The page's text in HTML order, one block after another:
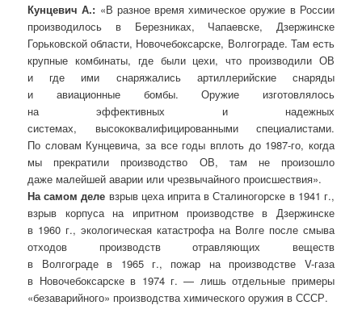
Кунцевич А.: «В разное время химическое оружие в России
производилось в Березниках, Чапаевске, Дзержинске
Горьковской области, Новочебоксарске, Волгограде. Там есть
крупные комбинаты, где были цехи, что производили ОВ
и где ими снаряжались артиллерийские снаряды
и авиационные бомбы. Оружие изготовлялось
на эффективных и надежных
системах, высококвалифицированными специалистами.
По словам Кунцевича, за все годы вплоть до 1987-го, когда
мы прекратили производство ОВ, там не произошло
даже малейшей аварии или чрезвычайного происшествия».
На самом деле взрыв цеха иприта в Сталиногорске в 1941 г.,
взрыв корпуса на ипритном производстве в Дзержинске
в 1960 г., экологическая катастрофа на Волге после смыва
отходов производств отравляющих веществ
в Волгограде в 1965 г., пожар на производстве V-газа
в Новочебоксарске в 1974 г. — лишь отдельные примеры
«безаварийного» производства химического оружия в СССР.